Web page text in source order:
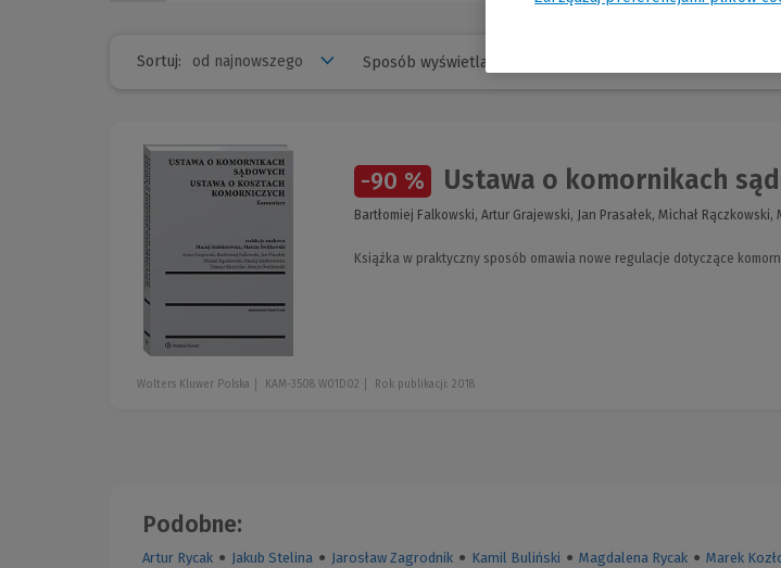
Sortuj: Sposób wyświetlania
-90 % Ustawa o komornikach
Bartłomiej Falkowski, Artur Grajewski, Jan Prasałek, Michał Rączkowski,
Książka w praktyczny sposób omawia nowe regulacje dotyczące
Wolters Kluwer Polska KAM-3508 W01D02 Rok publikacji: 2018
Podobne:
Artur Rycak ● Jakub Stelina ● Jarosław Zagrodnik ● Kamil Buliński ● Magdalena Rycak ● Marek